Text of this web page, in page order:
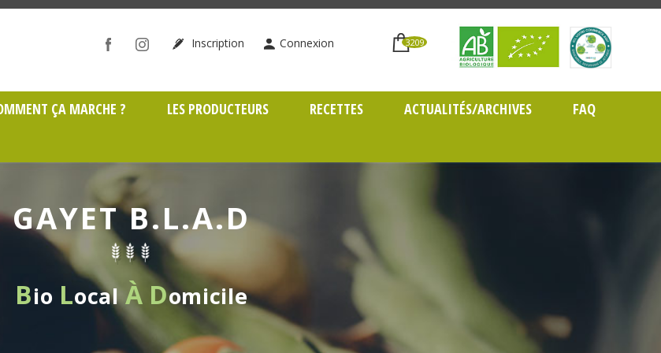
Inscription Connexion 3209
ÇA MARCHE ? LES PRODUCTEURS RECETTES ACTUALITÉS/ARCHIVES
FAQ
GAYET B.L.A.D
Bio LocalÀ Domicile